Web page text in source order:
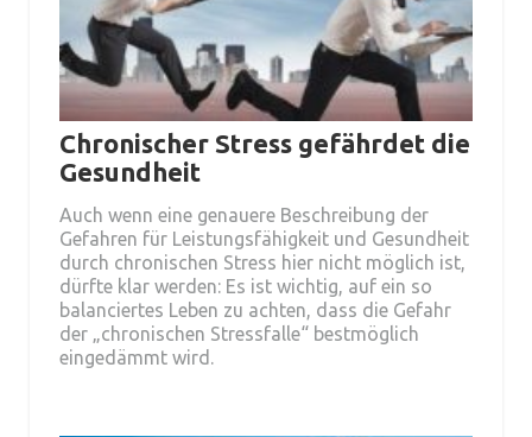
Chronischer Stress gefährdet die
Gesundheit
Auch wenn eine genauere Beschreibung der
Gefahren für Leistungsfähigkeit und Gesundheit
durch chronischen Stress hier nicht möglich ist,
dürfte klar werden: Es ist wichtig, auf ein so
balanciertes Leben zu achten, dass die Gefahr
der „chronischen Stressfalle“ bestmöglich
eingedämmt wird.